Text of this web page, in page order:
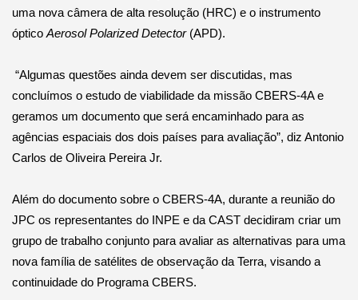
uma nova câmera de alta resolução (HRC) e o instrumento
óptico Aerosol Polarized Detector(APD).
“Algumas questões ainda devem ser discutidas, mas
concluímos o estudo de viabilidade da missão CBERS-4A e
geramos um documento que será encaminhado para as
agências espaciais dos dois países para avaliação”, diz Antonio
Carlos de Oliveira Pereira Jr.
Além do documento sobre o CBERS-4A, durante a reunião do
JPC os representantes do INPE e da CAST decidiram criar um
grupo de trabalho conjunto para avaliar as alternativas para uma
nova família de satélites de observação da Terra, visando a
continuidade do Programa CBERS.